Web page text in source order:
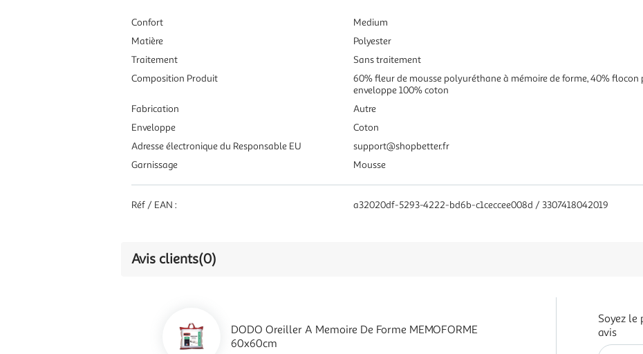
Confort
Medium
Matière
Polyester
Traitement
Sans traitement
Composition Produit
60% fleur de mousse polyuréthane à mémoire de forme, 40% flocon
enveloppe 100% coton
Fabrication
Autre
Enveloppe
Coton
Adresse électronique du Responsable EU
support@shopbetter.fr
Garnissage
Mousse
Réf / EAN : a32020df-5293-4222-bd6b-c1ceccee008d / 3307418042019
Avis clients(0)
DODO Oreiller A Memoire De Forme MEMOFORME
60x60cm
Soyez le
avis